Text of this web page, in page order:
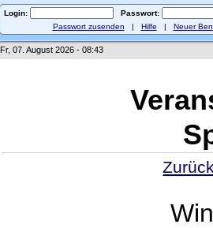
Login:
Passwort:
Passwort zusenden | Hilfe | Neuer
Fr, 07. August 2026 - 08:43